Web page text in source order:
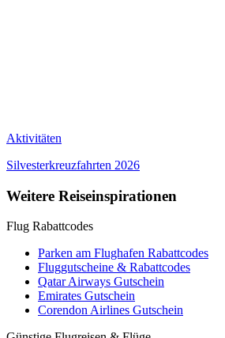
Aktivitäten
Silvesterkreuzfahrten 2026
Weitere Reiseinspirationen
Flug Rabattcodes
Parken am Flughafen Rabattcodes
Fluggutscheine & Rabattcodes
Qatar Airways Gutschein
Emirates Gutschein
Corendon Airlines Gutschein